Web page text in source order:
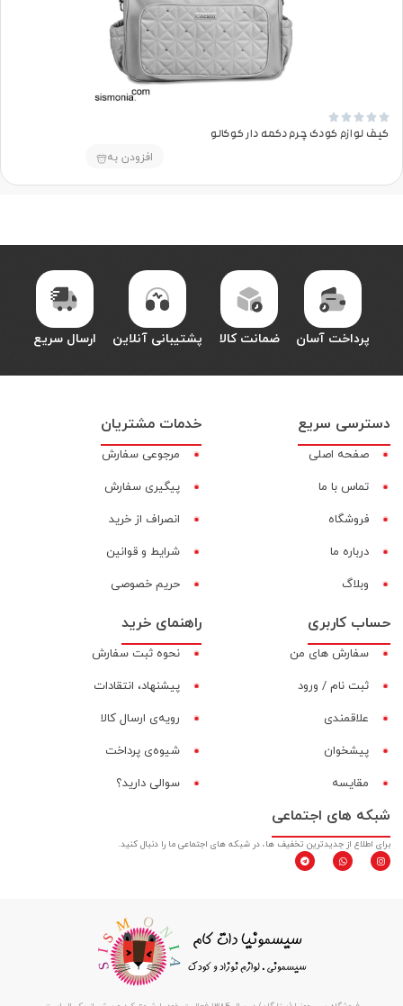





کیف لوازم کودک چرم دکمه دار کوکالو
افزودن به
پرداخت آسان ضمانت کالا پشتیبانی آنلاین ارسال سریع
دسترسی سریع
صفحه اصلی
تماس با ما
فروشگاه
درباره ما
وبلاگ
خدمات مشتریان
مرجوعی سفارش
پیگیری سفارش
انصراف از خرید
شرایط و قوانین
حریم خصوصی
حساب کاربری
سفارش های من
ثبت نام / ورود
علاقمندی
پیشخوان
مقایسه‌
راهنمای خرید
نحوه ثبت سفارش
پیشنهاد، انتقادات
رویه‌ی ارسال کالا
شیوه‌ی پرداخت
سوالی دارید؟
شبکه های اجتماعی
برای اطلاع از جدیدترین تخفیف ها، در شبکه های اجتماعی ما را دنبال کنید.